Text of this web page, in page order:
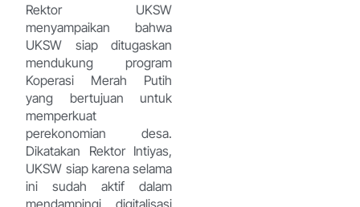
Rektor UKSW
menyampaikan bahwa
UKSW siap ditugaskan
mendukung program
Koperasi Merah Putih
yang bertujuan untuk
memperkuat
perekonomian desa.
Dikatakan Rektor Intiyas,
UKSW siap karena selama
ini sudah aktif dalam
mendampingi digitalisasi